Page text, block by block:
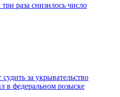
раза снизилось число
за укрывательство
федеральном розыске